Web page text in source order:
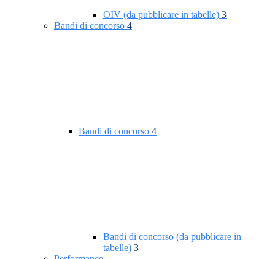
OIV (da pubblicare in tabelle) 3
Bandi di concorso 4
Bandi di concorso 4
Bandi di concorso (da pubblicare in
tabelle) 3